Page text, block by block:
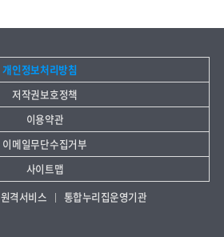
개인정보처리방침
저작권보호정책
이용약관
이메일무단수집거부
사이트맵
원격서비스
통합누리집운영기관